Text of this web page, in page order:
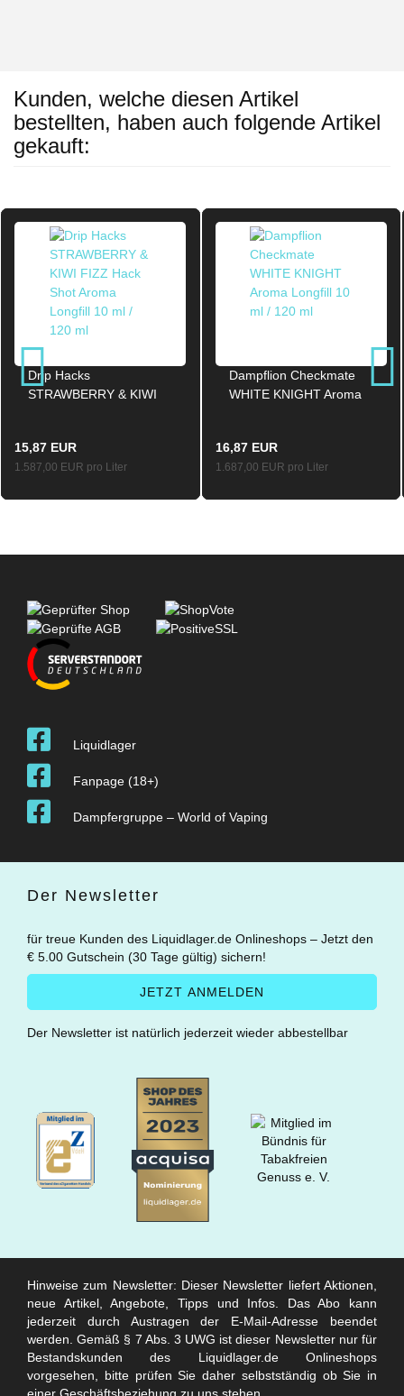
Kunden, welche diesen Artikel
bestellten, haben auch folgende Artikel
gekauft:
Drip Hacks
STRAWBERRY & KIWI
15,87 EUR
1.587,00 EUR pro Liter
Dampflion Checkmate
WHITE KNIGHT Aroma
16,87 EUR
1.687,00 EUR pro Liter
Liquidlager
Fanpage (18+)
Dampfergruppe – World of Vaping
Der Newsletter
für treue Kunden des Liquidlager.de Onlineshops – Jetzt den
€ 5.00 Gutschein (30 Tage gültig) sichern!
Der Newsletter ist natürlich jederzeit wieder abbestellbar
Hinweise zum Newsletter: Dieser Newsletter liefert Aktionen,
neue Artikel, Angebote, Tipps und Infos. Das Abo kann
jederzeit durch Austragen der E-Mail-Adresse beendet
werden. Gemäß § 7 Abs. 3 UWG ist dieser Newsletter nur für
Bestandskunden des Liquidlager.de Onlineshops
vorgesehen, bitte prüfen Sie daher selbstständig ob Sie in